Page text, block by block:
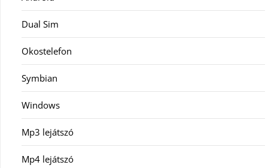
Dual Sim
Okostelefon
Symbian
Windows
Mp3 lejátszó
Mp4 lejátszó